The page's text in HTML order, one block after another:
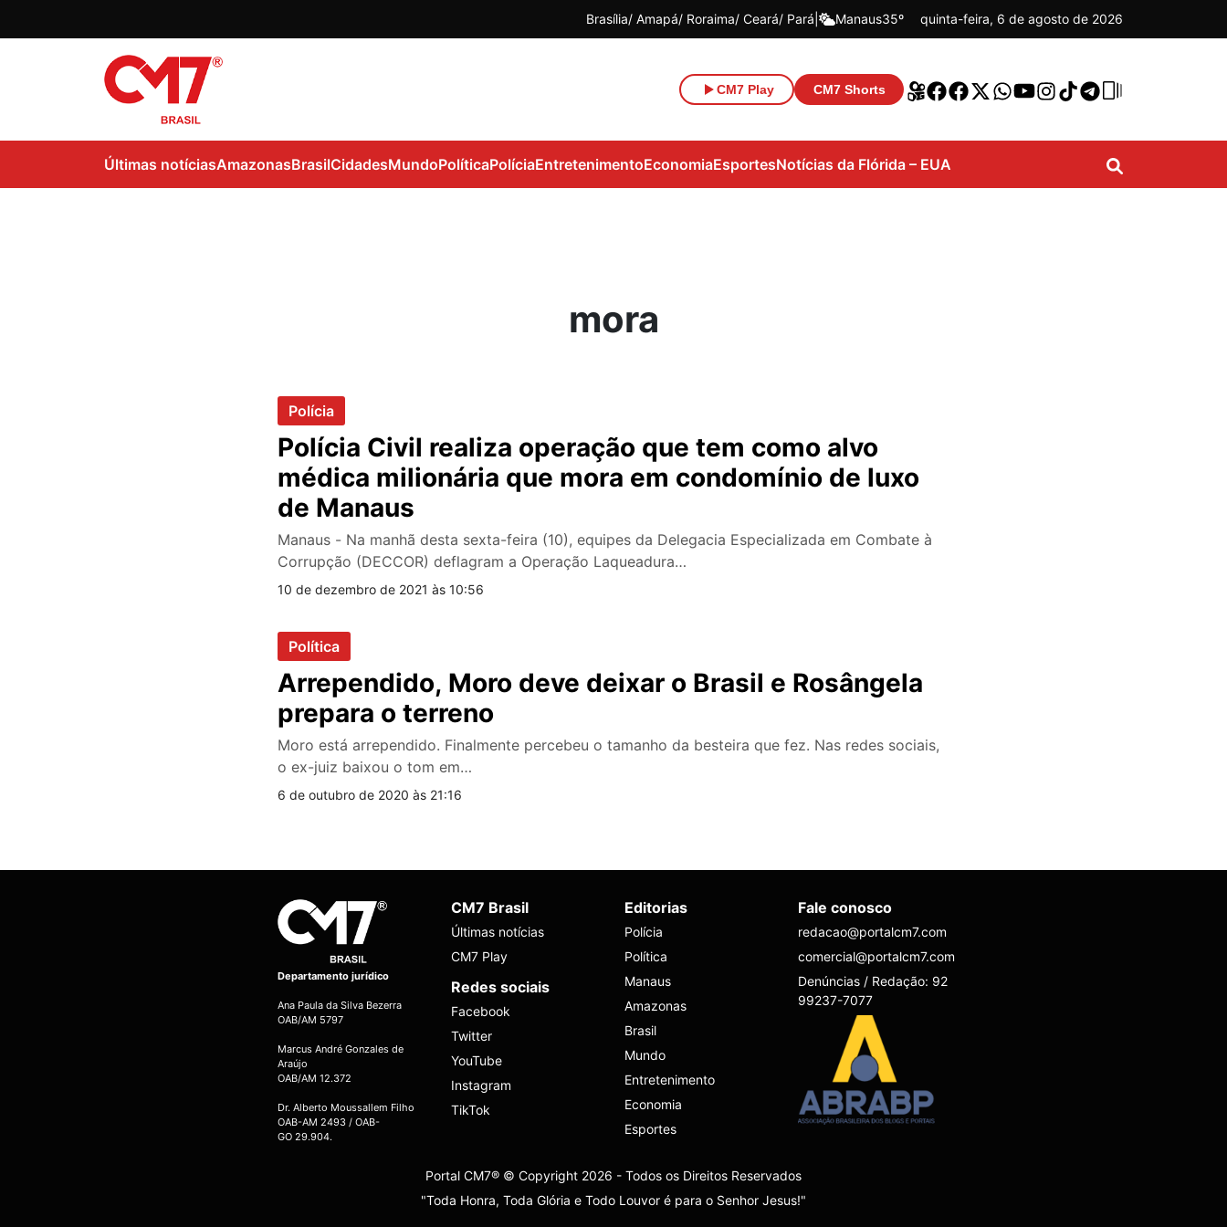
Brasília Amapá Roraima Ceará Pará Manaus35º quinta-feira, 6 de agosto de 2026
CM7 Play CM7 Shorts
Últimas notíciasAmazonasBrasilCidadesMundoPolíticaPolíciaEntretenimentoEconomiaEsportesNotícias da Flórida – EUA
mora
Polícia
Polícia Civil realiza operação que tem como alvo
médica milionária que mora em condomínio de luxo
de Manaus
Manaus - Na manhã desta sexta-feira (10), equipes da Delegacia Especializada em Combate à
Corrupção (DECCOR) deflagram a Operação Laqueadura…
10 de dezembro de 2021 às 10:56
Política
Arrependido, Moro deve deixar o Brasil e Rosângela
prepara o terreno
Moro está arrependido. Finalmente percebeu o tamanho da besteira que fez. Nas redes sociais,
o ex-juiz baixou o tom em…
6 de outubro de 2020 às 21:16
Departamento jurídico
Ana Paula da Silva Bezerra
OAB/AM 5797
Marcus André Gonzales de
Araújo
OAB/AM 12.372
Dr. Alberto Moussallem Filho
OAB-AM 2493 / OAB-
GO 29.904.
CM7 Brasil
Últimas notícias
CM7 Play
Redes sociais
Facebook
Twitter
YouTube
Instagram
TikTok
Editorias
Polícia
Política
Manaus
Amazonas
Brasil
Mundo
Entretenimento
Economia
Esportes
Fale conosco
redacao@portalcm7.com
comercial@portalcm7.com
Denúncias / Redação: 92
99237-7077
Portal CM7® © Copyright 2026 - Todos os Direitos Reservados
"Toda Honra, Toda Glória e Todo Louvor é para o Senhor Jesus!"